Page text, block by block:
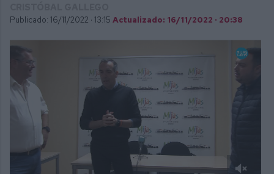
Publicado: 16/11/2022 · 13:15 Actualizado: 16/11/2022 · 20:38